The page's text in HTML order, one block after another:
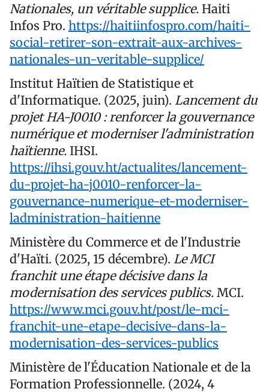
Nationales, un véritable supplice. Haiti
Infos Pro. https://haitiinfospro.com/haiti-
social-retirer-son-extrait-aux-archives-
nationales-un-veritable-supplice/
Institut Haïtien de Statistique et
d'Informatique. (2025, juin). Lancement du
projet HA-J0010 : renforcer la gouvernance
numérique et moderniser l'administration
haïtienne. IHSI.
https://ihsi.gouv.ht/actualites/lancement-
du-projet-ha-j0010-renforcer-la-
gouvernance-numerique-et-moderniser-
ladministration-haitienne
Ministère du Commerce et de l'Industrie
d'Haïti. (2025, 15 décembre). Le MCI
franchit une étape décisive dans la
modernisation des services publics. MCI.
https://www.mci.gouv.ht/post/le-mci-
franchit-une-etape-decisive-dans-la-
modernisation-des-services-publics
Ministère de l'Éducation Nationale et de la
Formation Professionnelle. (2024, 4